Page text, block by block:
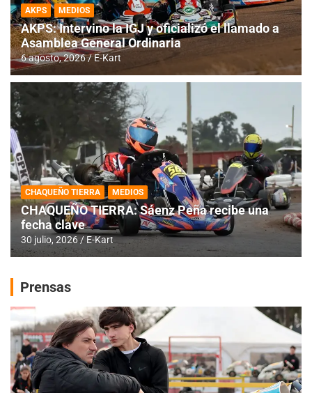
AKPS MEDIOS
AKPS: Intervino la IGJ y oficializó el llamado a
Asamblea General Ordinaria
6 agosto, 2026 E-Kart
CHAQUEÑO TIERRA MEDIOS
CHAQUEÑO TIERRA: Sáenz Peña recibe una
fecha clave
30 julio, 2026 E-Kart
Prensas